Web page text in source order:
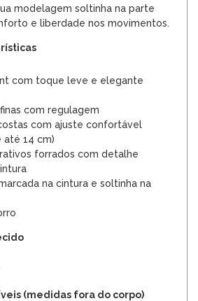
modelagem soltinha na parte
e liberdade nos movimentos.
com toque leve e elegante
com regulagem
com ajuste confortável
até 14 cm)
forrados com detalhe
na cintura e soltinha na
(medidas fora do corpo)